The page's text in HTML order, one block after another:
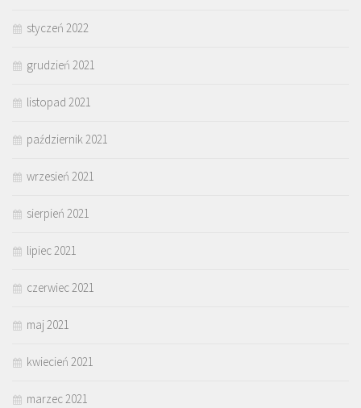
styczeń 2022
grudzień 2021
listopad 2021
październik 2021
wrzesień 2021
sierpień 2021
lipiec 2021
czerwiec 2021
maj 2021
kwiecień 2021
marzec 2021